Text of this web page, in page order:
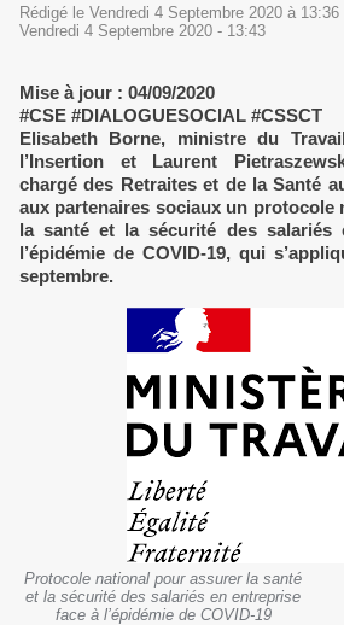
Rédigé le Vendredi 4 Septembre 2020 à
Vendredi 4 Septembre 2020 - 13:43
Mise à jour : 04/09/2020
#CSE #DIALOGUESOCIAL #CSSCT
Elisabeth Borne, ministre du
l’Insertion et Laurent
chargé des Retraites et de la Santé
aux partenaires sociaux un protocole
la santé et la sécurité des salariés
l’épidémie de COVID-19, qui
septembre.
Protocole national pour assurer la santé
et la sécurité des salariés en entreprise
face à l’épidémie de COVID-19